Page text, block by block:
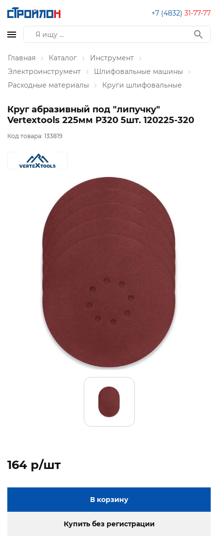
+7 (4832) 31-77-77
Главная Каталог
Инструмент
Электроинструмент
Шлифовальные машины
Расходные материалы
Круги шлифовальные
Круг абразивный под "липучку"
Vertextools 225мм Р320 5шт. 120225-320
Код товара: 133819
164 p/шт
В корзину
Купить без регистрации